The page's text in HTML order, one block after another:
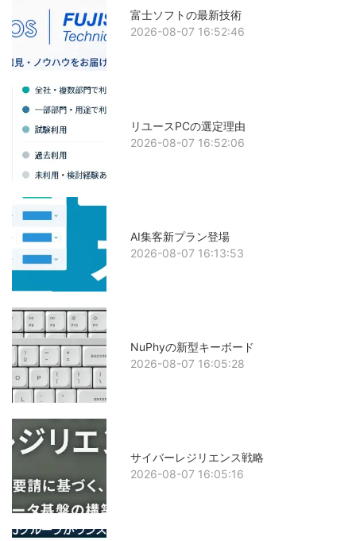
富士ソフトの最新技術
2026-08-07 16:52:46
リユースPCの選定理由
2026-08-07 16:52:06
AI集客新プラン登場
2026-08-07 16:13:53
NuPhyの新型キーボード
2026-08-07 16:05:28
サイバーレジリエンス戦略
2026-08-07 16:05:16